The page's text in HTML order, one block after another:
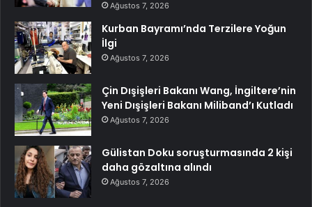
Ağustos 7, 2026
Kurban Bayramı’nda Terzilere Yoğun
İlgi
Ağustos 7, 2026
Çin Dışişleri Bakanı Wang, İngiltere’nin
Yeni Dışişleri Bakanı Miliband’ı Kutladı
Ağustos 7, 2026
Gülistan Doku soruşturmasında 2 kişi
daha gözaltına alındı
Ağustos 7, 2026